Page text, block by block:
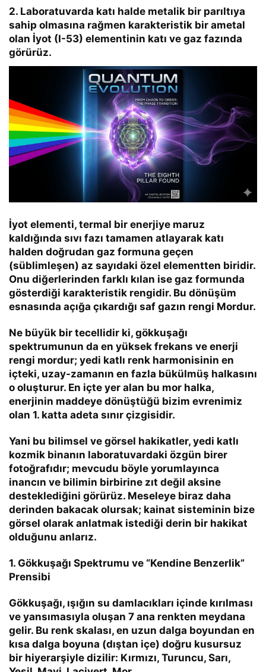
2. Laboratuvarda katı halde metalik bir parıltıya
sahip olmasına rağmen karakteristik bir ametal
olan İyot (I-53) elementinin katı ve gaz fazında
görürüz.
İyot elementi, termal bir enerjiye maruz
kaldığında sıvı fazı tamamen atlayarak katı
halden doğrudan gaz formuna geçen
(süblimleşen) az sayıdaki özel elementten biridir.
Onu diğerlerinden farklı kılan ise gaz formunda
gösterdiği karakteristik rengidir. Bu dönüşüm
esnasında açığa çıkardığı saf gazın rengi Mordur.
Ne büyük bir tecellidir ki, gökkuşağı
spektrumunun da en yüksek frekans ve enerji
rengi mordur; yedi katlı renk harmonisinin en
içteki, uzay-zamanın en fazla bükülmüş halkasını
o oluşturur. En içte yer alan bu mor halka,
enerjinin maddeye dönüştüğü bizim evrenimiz
olan 1. katta adeta sınır çizgisidir.
Yani bu bilimsel ve görsel hakikatler, yedi katlı
kozmik binanın laboratuvardaki özgün birer
fotoğrafıdır; mevcudu böyle yorumlayınca
inancın ve bilimin birbirine zıt değil aksine
desteklediğini görürüz. Meseleye biraz daha
derinden bakacak olursak; kainat sisteminin bize
görsel olarak anlatmak istediği derin bir hakikat
olduğunu anlarız.
1. Gökkuşağı Spektrumu ve “Kendine Benzerlik”
Prensibi
Gökkuşağı, ışığın su damlacıkları içinde kırılması
ve yansımasıyla oluşan 7 ana renkten meydana
gelir. Bu renk skalası, en uzun dalga boyundan en
kısa dalga boyuna (dıştan içe) doğru kusursuz
bir hiyerarşiyle dizilir: Kırmızı, Turuncu, Sarı,